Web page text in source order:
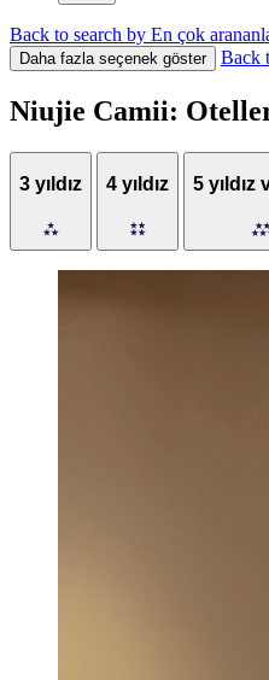
Back to search by En çok
Daha fazla seçenek göster Back
Niujie Camii:
3 yıldız 4 yıldız 5 yıldız